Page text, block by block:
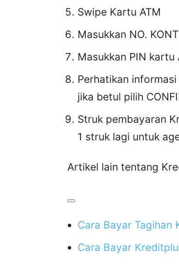
Swipe Kartu ATM
Masukkan NO.
Masukkan PIN kartu
Perhatikan
jika betul pilih
Struk pembayaran
1 struk lagi untuk
Artikel lain tentang
Cara Bayar Tagihan
Cara Bayar